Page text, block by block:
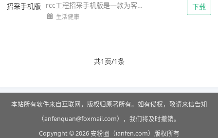
rcc工程招采手机版是一款为客户们提供采购与招标方面的工程软件，关于各方面的信息，都能很好的帮助每一个用户找到相对应的采购项目，还能直接与更多的小伙伴们提供相关的招标...
生活健康
下载
共1页/1条
本站所有软件来自互联网，版权归原著所有。如有侵权，敬请来信告知
（anfenquan@foxmail.com），我们将及时撤销。
Copyright © 2026 安粉圈（ianfen.com）版权所有